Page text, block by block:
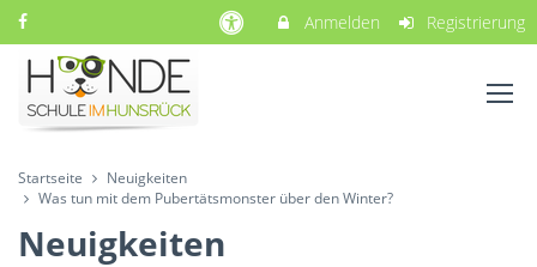
Anmelden Registrierung
Startseite
Neuigkeiten
Was tun mit dem Pubertätsmonster über den Winter?
Neuigkeiten